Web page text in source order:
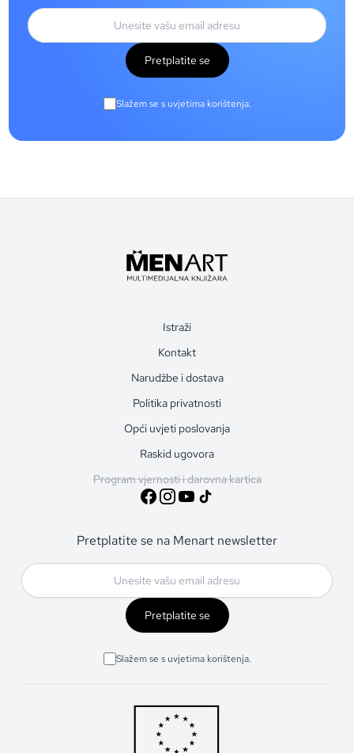
Pretplatite se
Slažem se s uvjetima korištenja.
Istraži
Kontakt
Narudžbe i dostava
Politika privatnosti
Opći uvjeti poslovanja
Raskid ugovora
Program vjernosti i darovna kartica
Pretplatite se na Menart newsletter
Pretplatite se
Slažem se s uvjetima korištenja.